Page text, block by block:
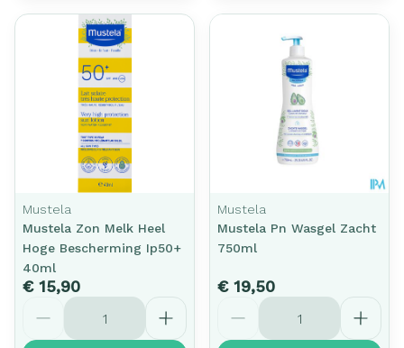
Mustela
Mustela Zon Melk Heel
Hoge Bescherming Ip50+
40ml
€ 15,90
Aantal
Mustela
Mustela Pn Wasgel Zacht
750ml
€ 19,50
Aantal